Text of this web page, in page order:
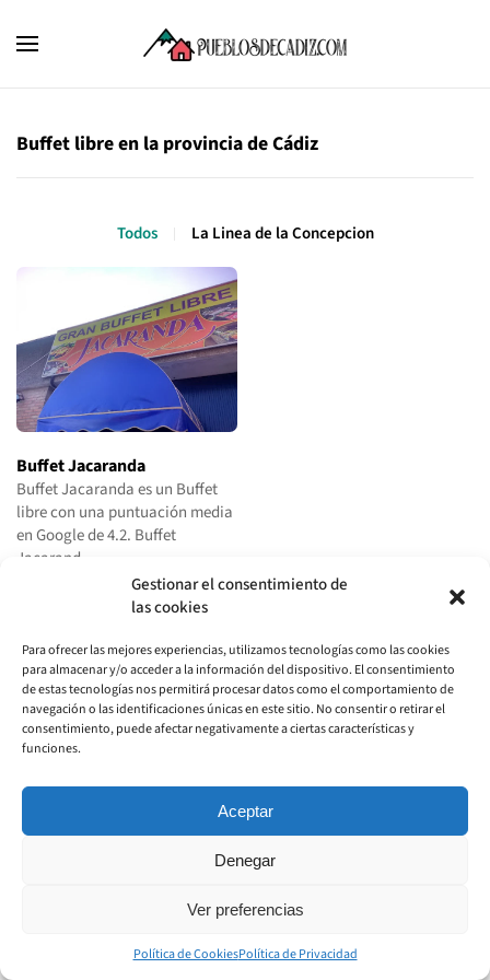
Gestionar el consentimiento de
las cookies
Para ofrecer las mejores experiencias, utilizamos tecnologías como las cookies
para almacenar y/o acceder a la información del dispositivo. El consentimiento
de estas tecnologías nos permitirá procesar datos como el comportamiento de
navegación o las identificaciones únicas en este sitio. No consentir o retirar el
consentimiento, puede afectar negativamente a ciertas características y
funciones.
Aceptar
Denegar
Ver preferencias
Política de CookiesPolítica de Privacidad
Buffet libre en la provincia de Cádiz
Todos La Linea de la Concepcion
Buffet Jacaranda
Buffet Jacaranda es un Buffet
libre con una puntuación media
en Google de 4.2. Buffet
Jacarand…
Saber más
pueblosdecadiz.com
Política de Privacidad